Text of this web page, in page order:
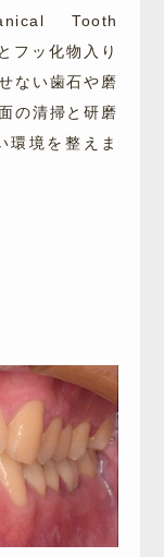
Tooth
フッ化物入り
ない歯石や磨
の清掃と研磨
環境を整えま